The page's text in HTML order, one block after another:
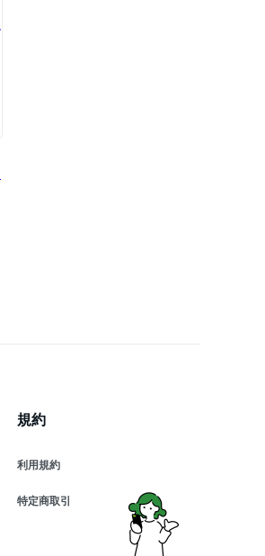
規約
利用規約
特定商取引